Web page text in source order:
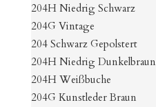
204H Niedrig Schwarz
204G Vintage
204 Schwarz Gepolstert
204H Niedrig Dunkelbraun
204H Weißbuche
204G Kunstleder Braun